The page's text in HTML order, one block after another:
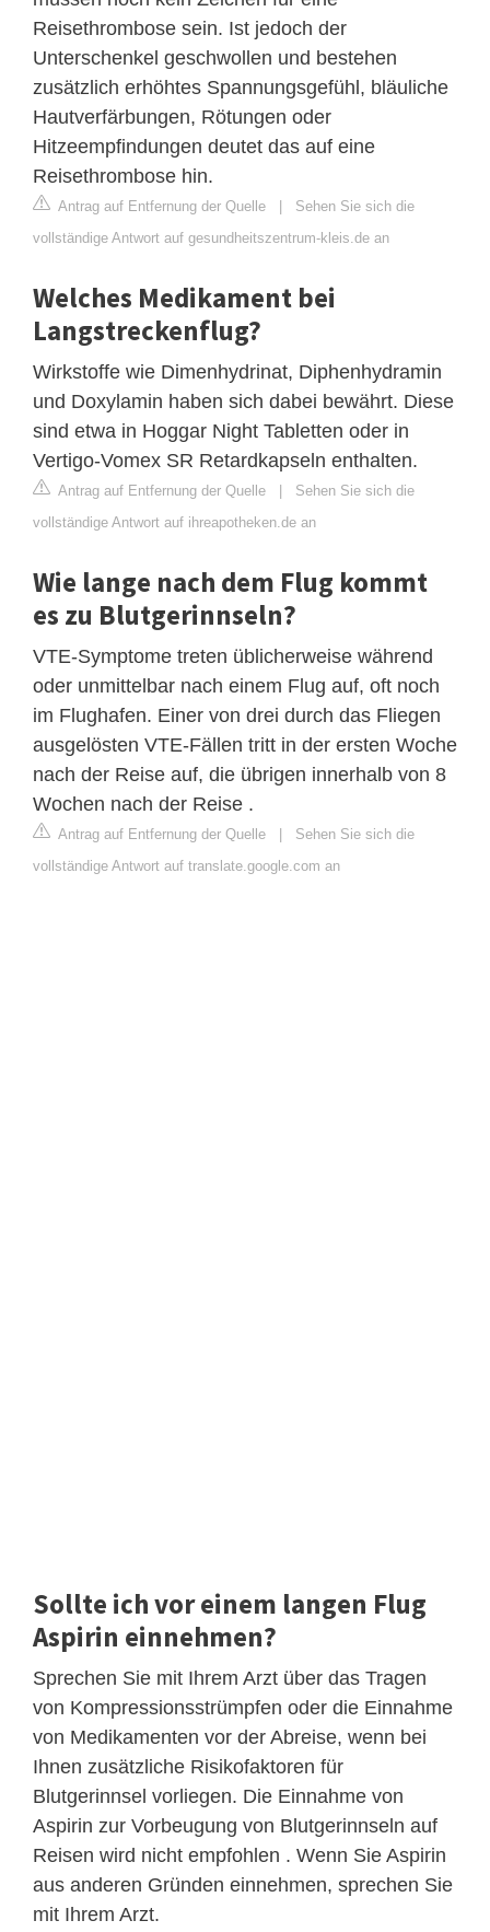
Reisethrombose sein. Ist jedoch der
Unterschenkel geschwollen und bestehen
zusätzlich erhöhtes Spannungsgefühl, bläuliche
Hautverfärbungen, Rötungen oder
Hitzeempfindungen deutet das auf eine
Reisethrombose hin.
Antrag auf Entfernung der Quelle | Sehen Sie sich die
vollständige Antwort auf gesundheitszentrum-kleis.de an
Welches Medikament bei
Langstreckenflug?
Wirkstoffe wie Dimenhydrinat, Diphenhydramin
und Doxylamin haben sich dabei bewährt. Diese
sind etwa in Hoggar Night Tabletten oder in
Vertigo-Vomex SR Retardkapseln enthalten.
Antrag auf Entfernung der Quelle | Sehen Sie sich die
vollständige Antwort auf ihreapotheken.de an
Wie lange nach dem Flug kommt
es zu Blutgerinnseln?
VTE-Symptome treten üblicherweise während
oder unmittelbar nach einem Flug auf, oft noch
im Flughafen. Einer von drei durch das Fliegen
ausgelösten VTE-Fällen tritt in der ersten Woche
nach der Reise auf, die übrigen innerhalb von 8
Wochen nach der Reise .
Antrag auf Entfernung der Quelle | Sehen Sie sich die
vollständige Antwort auf translate.google.com an
Sollte ich vor einem langen Flug
Aspirin einnehmen?
Sprechen Sie mit Ihrem Arzt über das Tragen
von Kompressionsstrümpfen oder die Einnahme
von Medikamenten vor der Abreise, wenn bei
Ihnen zusätzliche Risikofaktoren für
Blutgerinnsel vorliegen. Die Einnahme von
Aspirin zur Vorbeugung von Blutgerinnseln auf
Reisen wird nicht empfohlen . Wenn Sie Aspirin
aus anderen Gründen einnehmen, sprechen Sie
mit Ihrem Arzt.